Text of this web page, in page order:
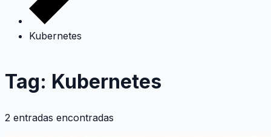
Kubernetes
Tag: Kubernetes
2 entradas encontradas